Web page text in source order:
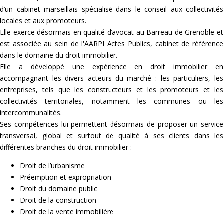
d’un cabinet marseillais spécialisé dans le conseil aux collectivités
locales et aux promoteurs.
Elle exerce désormais en qualité d’avocat au Barreau de Grenoble et
est associée au sein de l'AARPI Actes Publics, cabinet de référence
dans le domaine du droit immobilier.
Elle a développé une expérience en droit immobilier en
accompagnant les divers acteurs du marché : les particuliers, les
entreprises, tels que les constructeurs et les promoteurs et les
collectivités territoriales, notamment les communes ou les
intercommunalités.
Ses compétences lui permettent désormais de proposer un service
transversal, global et surtout de qualité à ses clients dans les
différentes branches du droit immobilier :
Droit de l’urbanisme
Préemption et expropriation
Droit du domaine public
Droit de la construction
Droit de la vente immobilière